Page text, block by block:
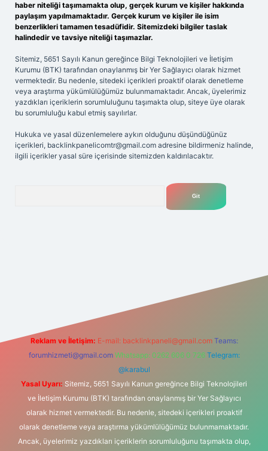
haber niteliği taşımamakta olup, gerçek kurum ve kişiler hakkında
paylaşım yapılmamaktadır. Gerçek kurum ve kişiler ile isim
benzerlikleri tamamen tesadüfidir. Sitemizdeki bilgiler taslak
halindedir ve tavsiye niteliği taşımazlar.
Sitemiz, 5651 Sayılı Kanun gereğince Bilgi Teknolojileri ve İletişim
Kurumu (BTK) tarafından onaylanmış bir Yer Sağlayıcı olarak hizmet
vermektedir. Bu nedenle, sitedeki içerikleri proaktif olarak denetleme
veya araştırma yükümlülüğümüz bulunmamaktadır. Ancak, üyelerimiz
yazdıkları içeriklerin sorumluluğunu taşımakta olup, siteye üye olarak
bu sorumluluğu kabul etmiş sayılırlar.
Hukuka ve yasal düzenlemelere aykırı olduğunu düşündüğünüz
içerikleri, backlinkpanelicomtr@gmail.com adresine bildirmeniz halinde,
ilgili içerikler yasal süre içerisinde sitemizden kaldırılacaktır.
Reklam ve İletişim: E-mail: backlinkpaneli@gmail.com Teams:
forumhizmeti@gmail.com Whatsapp: 0262 606 0 726 Telegram:
@karabul
Yasal Uyarı: Sitemiz, 5651 Sayılı Kanun gereğince Bilgi Teknolojileri
ve İletişim Kurumu (BTK) tarafından onaylanmış bir Yer Sağlayıcı
olarak hizmet vermektedir. Bu nedenle, sitedeki içerikleri proaktif
olarak denetleme veya araştırma yükümlülüğümüz bulunmamaktadır.
Ancak, üyelerimiz yazdıkları içeriklerin sorumluluğunu taşımakta olup,